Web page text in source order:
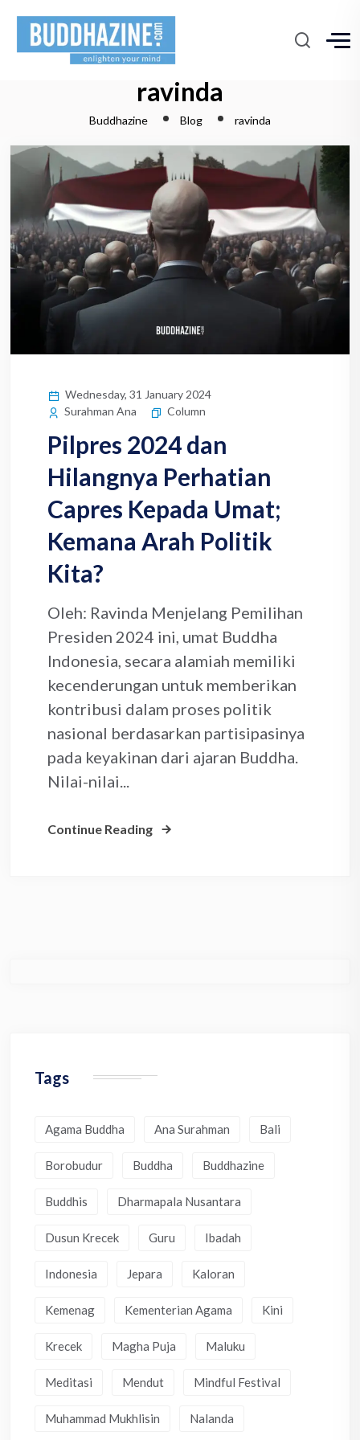
ravinda
Buddhazine Blog ravinda
Wednesday, 31 January 2024
Surahman Ana
Column
Pilpres 2024 dan
Hilangnya Perhatian
Capres Kepada Umat;
Kemana Arah Politik
Kita?
Oleh: Ravinda Menjelang Pemilihan
Presiden 2024 ini, umat Buddha
Indonesia, secara alamiah memiliki
kecenderungan untuk memberikan
kontribusi dalam proses politik
nasional berdasarkan partisipasinya
pada keyakinan dari ajaran Buddha.
Nilai-nilai...
Continue Reading
Tags
Agama Buddha Ana Surahman Bali
Borobudur Buddha Buddhazine
Buddhis Dharmapala Nusantara
Dusun Krecek Guru Ibadah
Indonesia Jepara Kaloran
Kemenag Kementerian Agama Kini
Krecek Magha Puja Maluku
Meditasi Mendut Mindful Festival
Muhammad Mukhlisin Nalanda